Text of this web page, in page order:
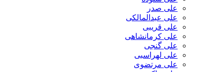
علی صدر
علی عبدالمالکی
علی قریبی
علی کرمانشاهی
علی گنجی
علی لهراسبی
علی مرتضوی